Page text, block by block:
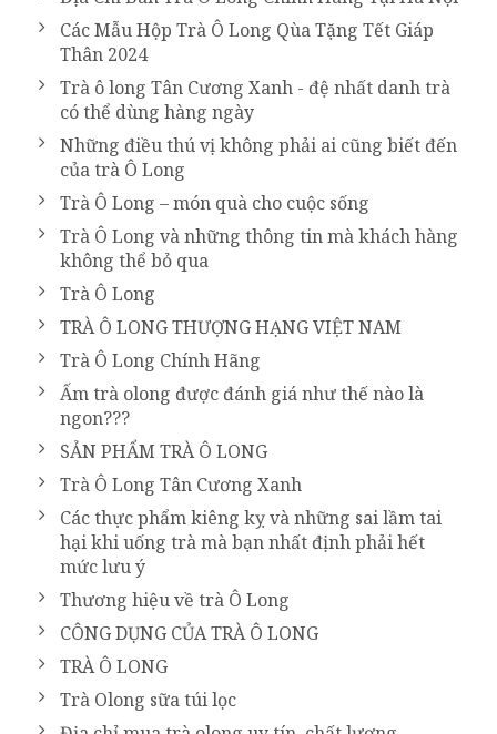
Các Mẫu Hộp Trà Ô Long Qùa Tặng Tết Giáp
Thân 2024
Trà ô long Tân Cương Xanh - đệ nhất danh trà
có thể dùng hàng ngày
Những điều thú vị không phải ai cũng biết đến
của trà Ô Long
Trà Ô Long – món quà cho cuộc sống
Trà Ô Long và những thông tin mà khách hàng
không thể bỏ qua
Trà Ô Long
TRÀ Ô LONG THƯỢNG HẠNG VIỆT NAM
Trà Ô Long Chính Hãng
Ấm trà olong được đánh giá như thế nào là
ngon???
SẢN PHẨM TRÀ Ô LONG
Trà Ô Long Tân Cương Xanh
Các thực phẩm kiêng kỵ và những sai lầm tai
hại khi uống trà mà bạn nhất định phải hết
mức lưu ý
Thương hiệu về trà Ô Long
CÔNG DỤNG CỦA TRÀ Ô LONG
TRÀ Ô LONG
Trà Olong sữa túi lọc